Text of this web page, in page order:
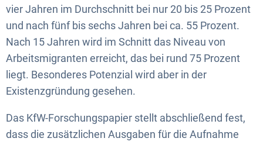
vier Jahren im Durchschnitt bei nur 20 bis 25 Prozent
und nach fünf bis sechs Jahren bei ca. 55 Prozent.
Nach 15 Jahren wird im Schnitt das Niveau von
Arbeitsmigranten erreicht, das bei rund 75 Prozent
liegt. Besonderes Potenzial wird aber in der
Existenzgründung gesehen.
Das KfW-Forschungspapier stellt abschließend fest,
dass die zusätzlichen Ausgaben für die Aufnahme